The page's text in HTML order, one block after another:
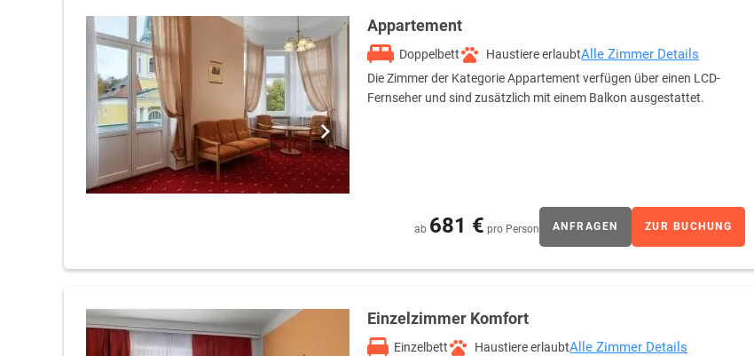
Appartement
Doppelbett Haustiere erlaubtAlle Zimmer Details
Die Zimmer der Kategorie Appartement verfügen über einen LCD-
Fernseher und sind zusätzlich mit einem Balkon ausgestattet.
ab 681 € pro Person ANFRAGEN ZUR BUCHUNG
Einzelzimmer Komfort
Einzelbett Haustiere erlaubtAlle Zimmer Details